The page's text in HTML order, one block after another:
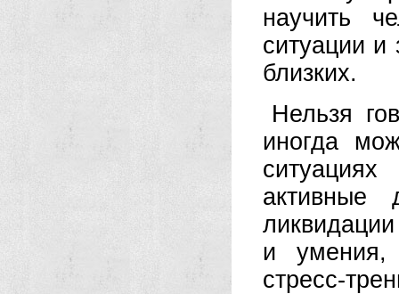
научить
ситуации и
близких.
Нельзя
иногда
и умения,
стресс-